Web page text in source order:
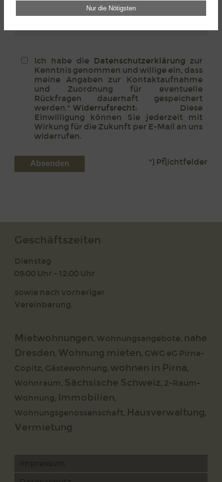
Ich habe die Datenschutzerklärung zur
Kenntnis genommen und willige ein, dass
meine Angaben zur Kontaktaufnahme
und Zuordnung für eventuelle
Rückfragen dauerhaft gespeichert
werden.* Widerrufsrecht: Diese
Einwilligung können Sie jederzeit mit
Wirkung für die Zukunft per E-Mail an uns
widerrufen.
Absenden *) Pflichtfelder
Geschäftszeiten
Dienstag
09:00 Uhr - 12:00 Uhr
sowie nach vorheriger
Vereinbarung.
Mietwohnungen, Wohnungsangebote, nahe
Dresden, Wohnung mieten, GWG eG Pirna-
Copitz, Gästewohnung, wohnen in Pirna,
Wohnraum, Sächsische Schweiz, 2-Raum-
Wohnung, Immobilien,
Wohnungsgenossenschaft, Hausverwaltung,
Vermietung
Nur die Nötigsten